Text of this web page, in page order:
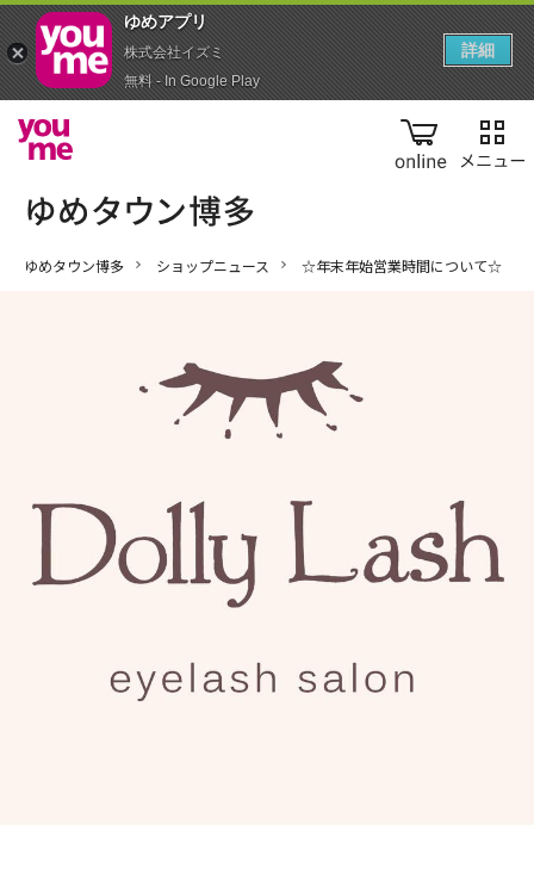
online
ゆめタウン博多 ショップニュース ☆年末年始営業時間について☆
ゆめアプ‪リ‬
株式会社イズミ
無料 - In Google Play
詳細